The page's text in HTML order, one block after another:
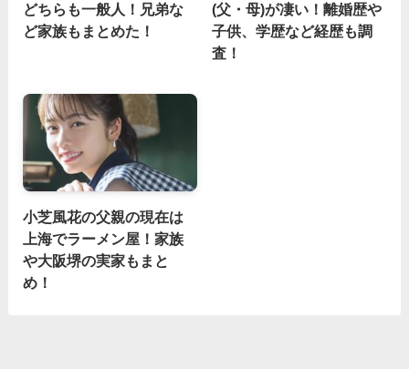
どちらも一般人！兄弟な
ど家族もまとめた！
(父・母)が凄い！離婚歴や
子供、学歴など経歴も調
査！
小芝風花の父親の現在は
上海でラーメン屋！家族
や大阪堺の実家もまと
め！